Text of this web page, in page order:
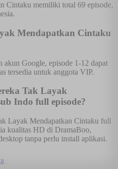
Cintaku memiliki total 69 episode,
Mendapatkan Cintaku
akun Google, episode 1-12 dapat
tersedia untuk anggota VIP.
Tak Layak
Indo full episode?
Layak Mendapatkan Cintaku full
kualitas HD di DramaBoo,
tanpa perlu install aplikasi.